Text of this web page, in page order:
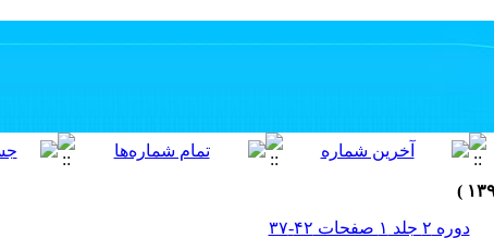
دوره ۲ جلد ۱ صفحات ۴۲-۳۷